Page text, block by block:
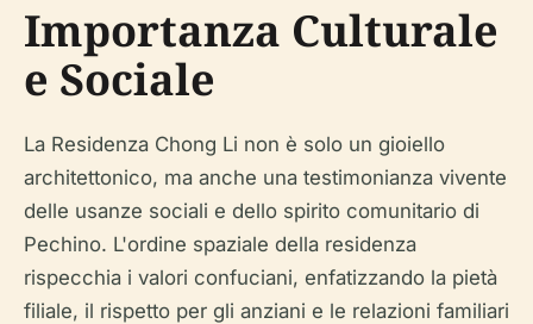
Importanza Culturale
e Sociale
La Residenza Chong Li non è solo un gioiello
architettonico, ma anche una testimonianza vivente
delle usanze sociali e dello spirito comunitario di
Pechino. L'ordine spaziale della residenza
rispecchia i valori confuciani, enfatizzando la pietà
filiale, il rispetto per gli anziani e le relazioni familiari